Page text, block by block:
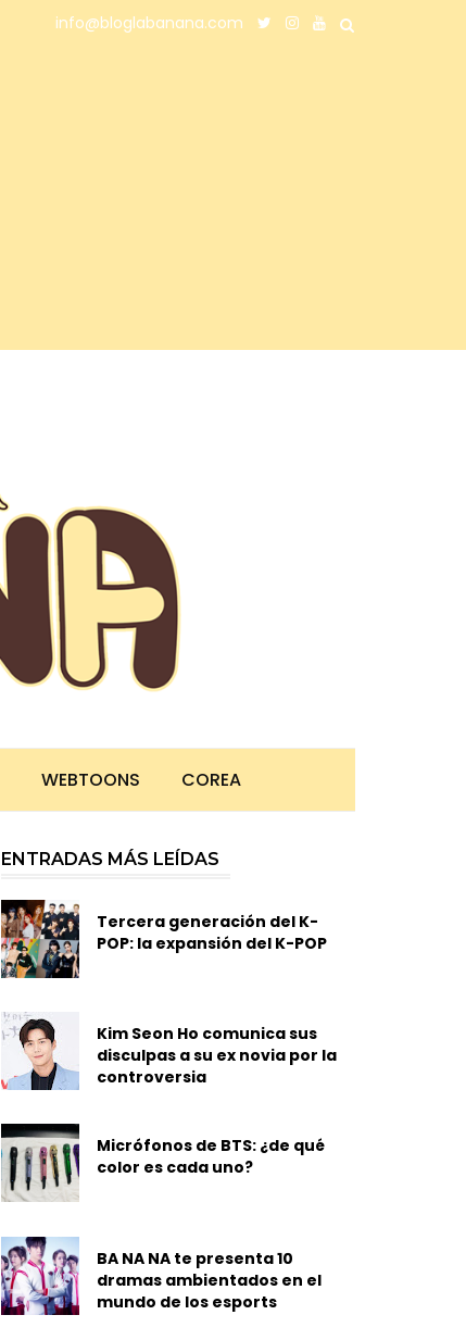
info@bloglabanana.com
WEBTOONS COREA
ENTRADAS MÁS LEÍDAS
Tercera generación del K-
POP: la expansión del K-POP
Kim Seon Ho comunica sus
disculpas a su ex novia por la
controversia
Micrófonos de BTS: ¿de qué
color es cada uno?
BA NA NA te presenta 10
dramas ambientados en el
mundo de los esports